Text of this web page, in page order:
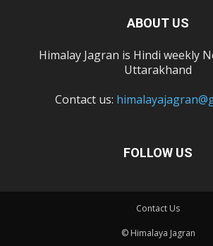
ABOUT US
Himalay Jagran is Hindi weekly
Uttarakhand
Contact us:
FOLLOW US
Contact Us
© Himalaya Jagran